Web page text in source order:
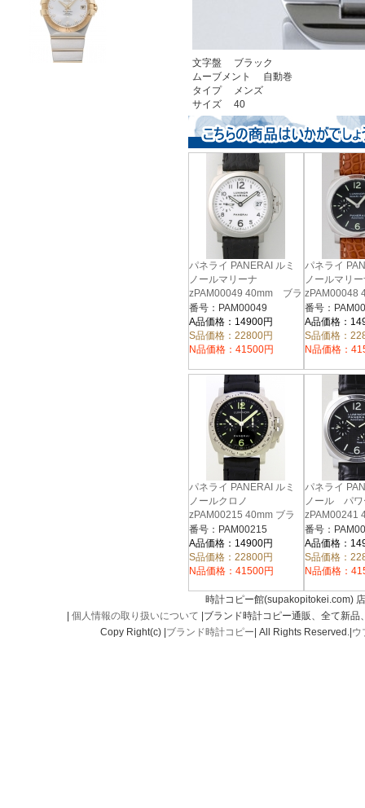
文字盤 ブラック
ムーブメント 自動巻
タイプ メンズ
サイズ 40
パネライ PANERAI ルミ
ノールマリーナ
zPAM00049 40mm ブラ
ック革 ホワイト
番号：PAM00049
A品価格：14900円
S品価格：22800円
N品価格：41500円
パネライ
ノールマリ
zPAM00048
ック
番号：
A品価格：
S品価格：
N品価格：
パネライ PANERAI ルミ
ノールクロノ
zPAM00215 40mm ブラ
ック
番号：PAM00215
A品価格：14900円
S品価格：22800円
N品価格：41500円
パネライ
ノール パワ
zPAM00241
ック
番号：
A品価格：
S品価格：
N品価格：
時計コピー館(supakopitokei.com)
個人情報の取り扱いについて |ブランド時計コピー通販、全て新
Copy Right(c) | ブランド時計コピー | All Rights Reserved.| ウ